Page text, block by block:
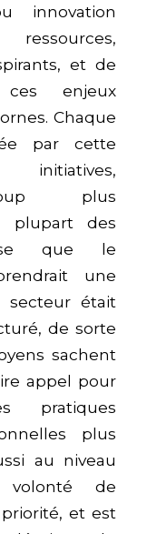
innovation
et de
enjeux
Chaque
par cette
plus
plupart des
que le
une
était
de sorte
sachent
appel pour
pratiques
plus
au niveau
volonté de
et est